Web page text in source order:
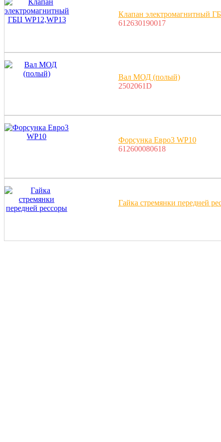
Клапан электромагнитный
612630190017
Вал МОД (полый)
2502061D
Форсунка Евро3 WP10
612600080618
Гайка стремянки передней